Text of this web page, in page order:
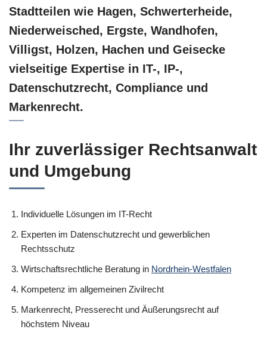
Stadtteilen wie Hagen, Schwerterheide,
Niederweisched, Ergste, Wandhofen,
Villigst, Holzen, Hachen und Geisecke
vielseitige Expertise in IT-, IP-,
Datenschutzrecht, Compliance und
Markenrecht.
Ihr zuverlässiger Rechtsanwalt
und Umgebung
Individuelle Lösungen im IT-Recht
Experten im Datenschutzrecht und gewerblichen
Rechtsschutz
Wirtschaftsrechtliche Beratung in Nordrhein-Westfalen
Kompetenz im allgemeinen Zivilrecht
Markenrecht, Presserecht und Äußerungsrecht auf
höchstem Niveau